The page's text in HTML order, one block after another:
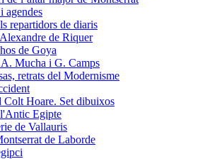
agendes
repartidors de diaris
de Riquer
de Goya
A. Mucha i G. Camps
retrats del Modernisme
Colt Hoare. Set dibuixos
Egipte
de Vallauris
de Laborde